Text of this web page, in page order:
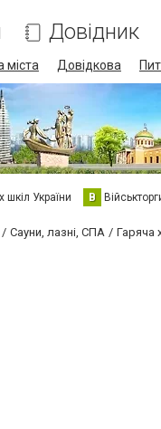
Довідник
міста Довідкова
України В
Сауни, лазні, СПА Гаряча